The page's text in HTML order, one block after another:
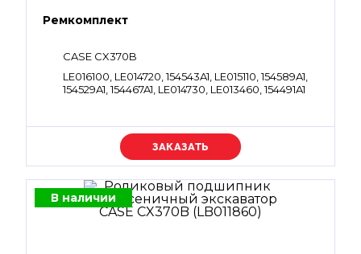
Ремкомплект
CASE CX370B
LE016100, LE014720, 154543A1, LE015110, 154589A1,
154529A1, 154467A1, LE014730, LE013460, 154491A1
Уточняйте цену
В наличии